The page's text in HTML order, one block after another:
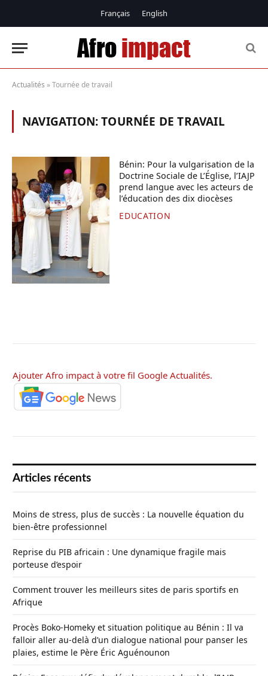
Français English
Actualités »Tournée de travail
NAVIGATION:TOURNÉE DE TRAVAIL
Bénin: Pour la vulgarisation de la
Doctrine Sociale de L’Église, l’IAJP
prend langue avec les acteurs de
l’éducation des dix diocèses
EDUCATION
Ajouter Afro impact à votre fil Google Actualités.
Articles récents
Moins de stress, plus de succès : La nouvelle équation du
bien-être professionnel
Reprise du PIB africain : Une dynamique fragile mais
porteuse d’espoir
Comment trouver les meilleurs sites de paris sportifs en
Afrique
Procès Boko-Homeky et situation politique au Bénin : Il va
falloir aller au-delà d’un dialogue national pour panser les
plaies, estime le Père Éric Aguénounon